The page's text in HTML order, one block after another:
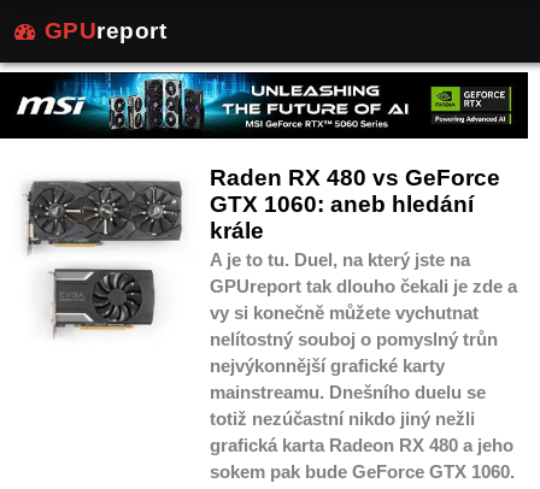
GPUreport
Raden RX 480 vs GeForce
GTX 1060: aneb hledání
krále
A je to tu. Duel, na který jste na
GPUreport tak dlouho čekali je zde a
vy si konečně můžete vychutnat
nelítostný souboj o pomyslný trůn
nejvýkonnější grafické karty
mainstreamu. Dnešního duelu se
totiž nezúčastní nikdo jiný nežli
grafická karta Radeon RX 480 a jeho
sokem pak bude GeForce GTX 1060.